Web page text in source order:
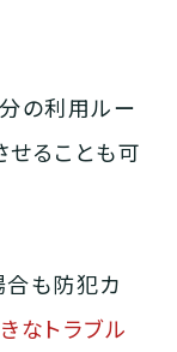
の利用ルー
ることも可
合も防犯カ
なトラブル